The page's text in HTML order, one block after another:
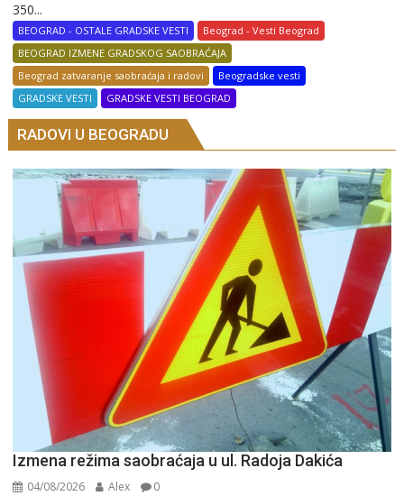
350...
BEOGRAD - OSTALE GRADSKE VESTI
Beograd - Vesti Beograd
BEOGRAD IZMENE GRADSKOG SAOBRAĆAJA
Beograd zatvaranje saobraćaja i radovi
Beogradske vesti
GRADSKE VESTI
GRADSKE VESTI BEOGRAD
RADOVI U BEOGRADU
Izmena režima saobraćaja u ul. Radoja Dakića
04/08/2026 Alex 0